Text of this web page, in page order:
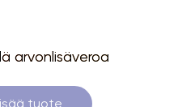
arvonlisäveroa
tuote